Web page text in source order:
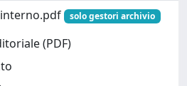
solo gestori archivio
(PDF)